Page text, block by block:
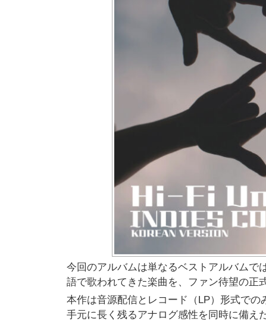
今回のアルバムは単なるベストアルバムで
語で歌われてきた楽曲を、ファン待望の正
本作は音源配信とレコード（LP）形式での
手元に長く残るアナログ感性を同時に備え